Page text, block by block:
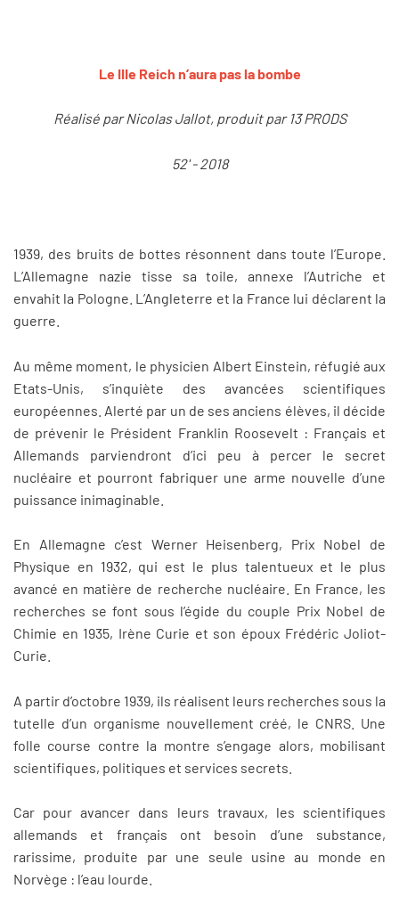
Le IIIe Reich n’aura pas la bombe
Réalisé par Nicolas Jallot, produit par 13 PRODS
52' - 2018
1939, des bruits de bottes résonnent dans toute l’Europe.
L’Allemagne nazie tisse sa toile, annexe l’Autriche et
envahit la Pologne. L’Angleterre et la France lui déclarent la
guerre.
Au même moment, le physicien Albert Einstein, réfugié aux
Etats-Unis, s’inquiète des avancées scientifiques
européennes. Alerté par un de ses anciens élèves, il décide
de prévenir le Président Franklin Roosevelt : Français et
Allemands parviendront d’ici peu à percer le secret
nucléaire et pourront fabriquer une arme nouvelle d’une
puissance inimaginable.
En Allemagne c’est Werner Heisenberg, Prix Nobel de
Physique en 1932, qui est le plus talentueux et le plus
avancé en matière de recherche nucléaire. En France, les
recherches se font sous l’égide du couple Prix Nobel de
Chimie en 1935, Irène Curie et son époux Frédéric Joliot-
Curie.
A partir d’octobre 1939, ils réalisent leurs recherches sous la
tutelle d’un organisme nouvellement créé, le CNRS. Une
folle course contre la montre s’engage alors, mobilisant
scientifiques, politiques et services secrets.
Car pour avancer dans leurs travaux, les scientifiques
allemands et français ont besoin d’une substance,
rarissime, produite par une seule usine au monde en
Norvège : l’eau lourde.